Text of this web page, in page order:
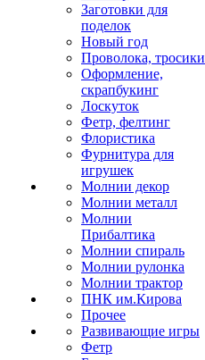
Заготовки для
поделок
Новый год
Проволока, тросики
Оформление,
скрапбукинг
Лоскуток
Фетр, фелтинг
Флористика
Фурнитура для
игрушек
Молнии декор
Молнии металл
Молнии
Прибалтика
Молнии спираль
Молнии рулонка
Молнии трактор
ПНК им.Кирова
Прочее
Развивающие игры
Фетр